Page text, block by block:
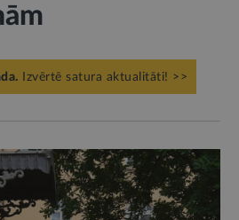
Izvērtē satura aktualitāti! >>